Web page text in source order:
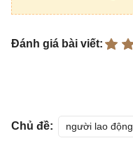
Đánh giá bài viết:
Chủ đề: người lao động